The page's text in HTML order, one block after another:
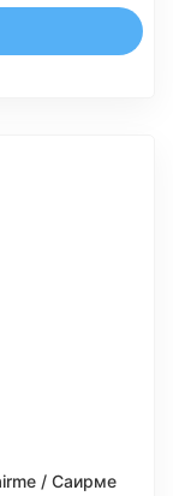
/ Саирме